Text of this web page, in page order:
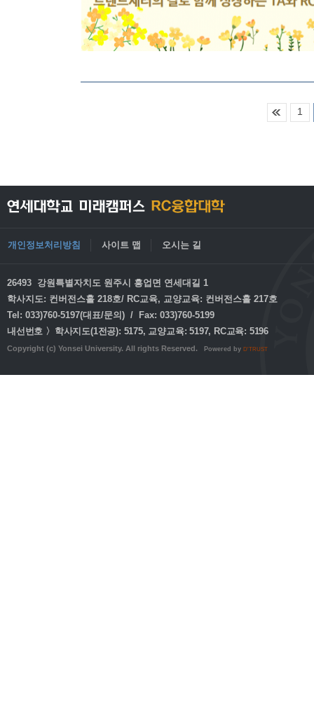
1
개인정보처리방침 사이트 맵 오시는 길
26493 강원특별자치도 원주시 흥업면 연세대길 1
학사지도: 컨버전스홀 218호/ RC교육, 교양교육: 컨버전스홀 217호
Tel: 033)760-5197(대표/문의) / Fax: 033)760-5199
내선번호 〉학사지도(1전공): 5175, 교양교육: 5197, RC교육: 5196
Copyright (c) Yonsei University. All rights Reserved. Powered by D'TRUST